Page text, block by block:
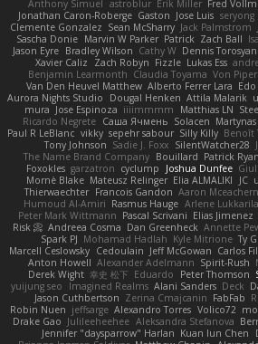
Anthony Simuel astroblur Erik Miller Fred
Jonathan Caron-Roberge Gaston Jose Luis seryong
Clemente Gonzalez Sean McSharry Jack Palmstrom
Sascha Donie Marvin W Parker Patrick Zach Ball
Jason Eyre Bradley Wilson Cathy W Dennis Torosyan
Xavier Caliz
Zach Robyn Fizzle Lukas Ess
Benjamin Learmonth Claudia Toyama Von
Van Den Heuvel Matthew Alberto Ferrer Lara Edo
Aurora Nights Studio
Dougal Henken Attila Malarik
mura Jose Espinoza iiiimmmm Matthias LN
Ricardo Negrete Саша Ячмень Solacen
Paul R LeBlanc vikky sepehr sabour Silly Killy Benoît
Tony Johnson Sadie J. Foxx SilentWatcher28
The Name Brand Company Bouillard Patrick Ryan
Foxokles garzatron cyclump Joshua Dunfee
Mornè Blake Mateusz Relinger Elia ALMALIKI JC
Thierwaechter Francois Gandon Aaron Mceachern
Humoud Al-Amiri Rasmus Hauge Arlene Lukkarila
Peter Mark Wittmann Pascal Scrivani Elias Jimenez
Risk 📀 Andreea Cosma Dan Greenheck Annette
Spark PJ Mohamad Hadlah Kyle Mitrione Ty
Marcell Ceslowsky Cedoulain Jeff McGowan Carlos
Anton Howell Alexander Adelmann Spirit-Rush
Derek Wight 幸史 松下 Eduardo Peter Thomson
yuijung seo
Imagined Realms Alani Sanders Deck
Jason Cuthbertson Zerina Cmajcanin FabFab
Robin Nuen jeffsarge Alexandro Torres Volico72
Drake Gao Julileeheehee Aleksandra Stefanova
Jennifer "daysparrow" Harlan Kuan lun Chen